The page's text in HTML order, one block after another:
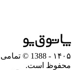
۱۴۰۵
- 1388 ©
محفوظ است.